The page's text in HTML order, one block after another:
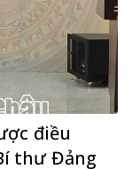
điều
thư Đảng